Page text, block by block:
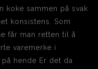
koke sammen på svak
konsistens. Som
får man retten til å
varemerke i
hende Er det da